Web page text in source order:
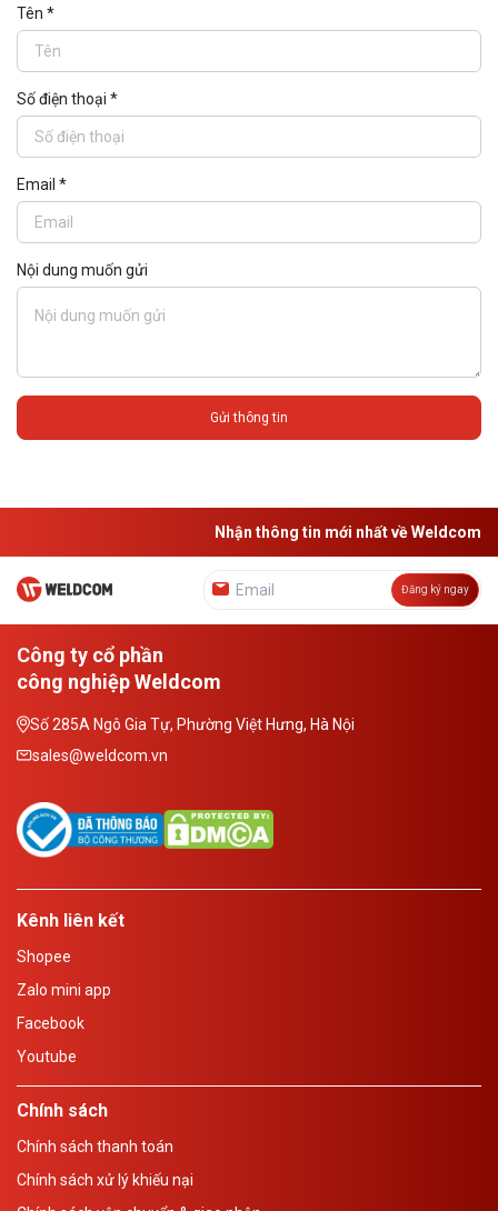
Tên *
Số điện thoại *
Email *
Nội dung muốn gửi
Gửi thông tin
Nhận thông tin mới nhất về Weldcom
Đăng ký ngay
Công ty cổ phần
công nghiệp Weldcom
Số 285A Ngô Gia Tự, Phường Việt Hưng, Hà Nội
sales@weldcom.vn
Kênh liên kết
Shopee
Zalo mini app
Facebook
Youtube
Chính sách
Chính sách thanh toán
Chính sách xử lý khiếu nại